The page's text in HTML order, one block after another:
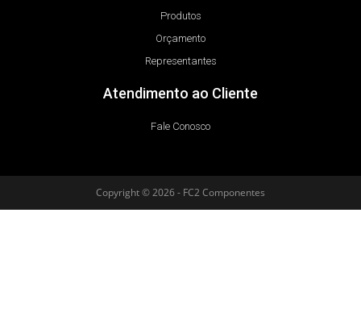
Produtos
Orçamento
Representantes
Atendimento ao Cliente
Fale Conosco
Copyright © 2026 - FC2 Componentes